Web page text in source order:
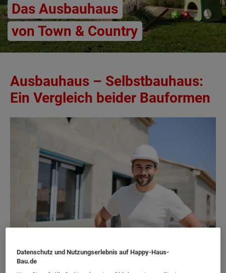
Das Ausbauhaus
von Town & Country
Ausbauhaus – Selbstbauhaus:
Ein Vergleich beider Bauformen
Datenschutz und Nutzungserlebnis auf Happy-Haus-
Bau.de